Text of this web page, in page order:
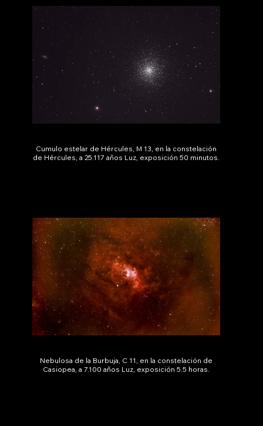
Cumulo estelar de Hércules, M 13, en la constelación
de Hércules, a 25.117 años Luz, exposición 50 minutos.
Nebulosa de la Burbuja, C 11, en la constelación de
Casiopea, a 7.100 años Luz, exposición 5.5 horas.